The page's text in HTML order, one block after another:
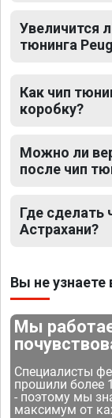
Увеличится
тюнинга
Как чип
коробку?
Можно ли
после чип
Где сделать
Астрахани?
Вы не
Мы
Специалисты
прошили более
- поэтому мы
максимум от